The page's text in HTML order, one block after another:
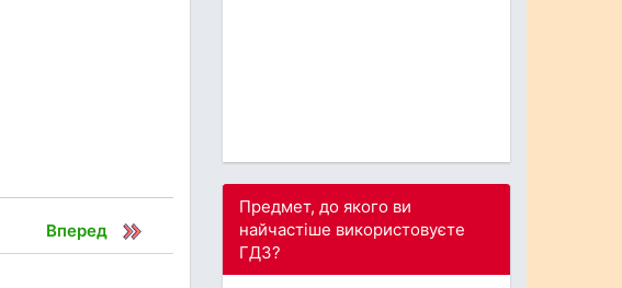
Вперед
Предмет, до якого ви
найчастіше використовуєте
ГДЗ?